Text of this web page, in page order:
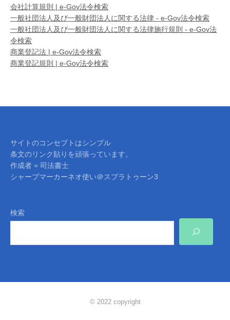
会社計算規則 | e-Gov法令検索
一般社団法人及び一般財団法人に関する法律 - e-Gov法令検索
一般社団法人及び一般財団法人に関する法律施行規則 - e-Gov法
令検索
商業登記法 | e-Gov法令検索
商業登記規則 | e-Gov法令検索
サイトのコンセプトはシンプル
条文のリンク貼りを頑張っています。
作成者 = 司法書士
シャープマーカーネオ使い＠スプラトゥーン3
検索
© 2022 copyright